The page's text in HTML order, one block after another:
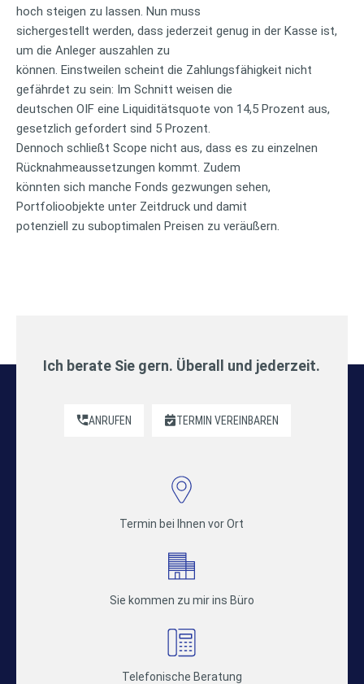
hoch steigen zu lassen. Nun muss
sichergestellt werden, dass jederzeit genug in der Kasse ist,
um die Anleger auszahlen zu
können. Einstweilen scheint die Zahlungsfähigkeit nicht
gefährdet zu sein: Im Schnitt weisen die
deutschen OIF eine Liquiditätsquote von 14,5 Prozent aus,
gesetzlich gefordert sind 5 Prozent.
Dennoch schließt Scope nicht aus, dass es zu einzelnen
Rücknahmeaussetzungen kommt. Zudem
könnten sich manche Fonds gezwungen sehen,
Portfolioobjekte unter Zeitdruck und damit
potenziell zu suboptimalen Preisen zu veräußern.
Ich berate Sie gern. Überall und jederzeit.
ANRUFEN TERMIN VEREINBAREN
Termin bei Ihnen vor Ort
Sie kommen zu mir ins Büro
Telefonische Beratung